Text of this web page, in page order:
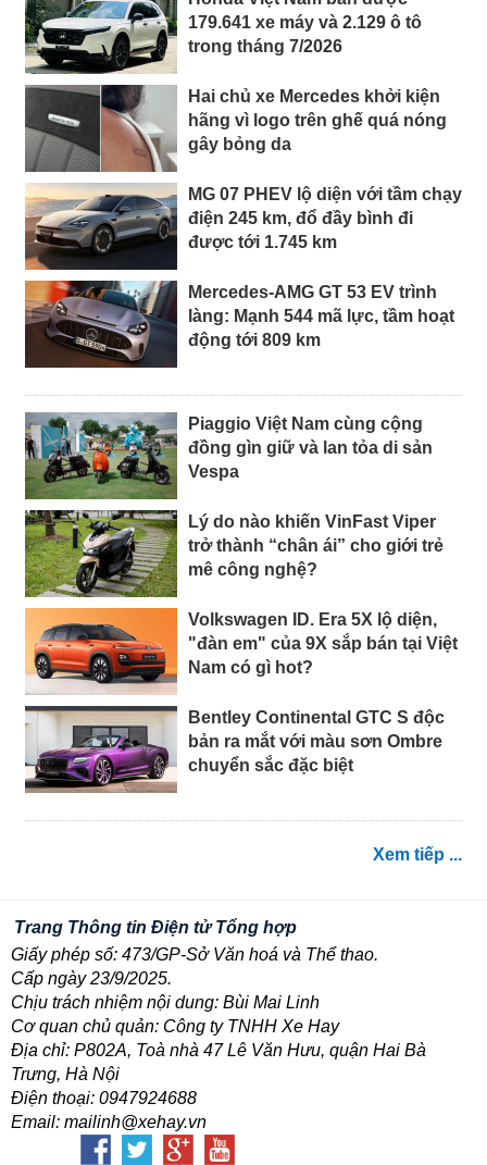
179.641 xe máy và 2.129 ô tô
trong tháng 7/2026
Hai chủ xe Mercedes khởi kiện
hãng vì logo trên ghế quá nóng
gây bỏng da
MG 07 PHEV lộ diện với tầm chạy
điện 245 km, đổ đầy bình đi
được tới 1.745 km
Mercedes-AMG GT 53 EV trình
làng: Mạnh 544 mã lực, tầm hoạt
động tới 809 km
Piaggio Việt Nam cùng cộng
đồng gìn giữ và lan tỏa di sản
Vespa
Lý do nào khiến VinFast Viper
trở thành “chân ái” cho giới trẻ
mê công nghệ?
Volkswagen ID. Era 5X lộ diện,
"đàn em" của 9X sắp bán tại Việt
Nam có gì hot?
Bentley Continental GTC S độc
bản ra mắt với màu sơn Ombre
chuyển sắc đặc biệt
Xem tiếp ...
Trang Thông tin Điện tử Tổng hợp
Giấy phép số: 473/GP-Sở Văn hoá và Thể thao.
Cấp ngày 23/9/2025.
Chịu trách nhiệm nội dung: Bùi Mai Linh
Cơ quan chủ quản: Công ty TNHH Xe Hay
Địa chỉ: P802A, Toà nhà 47 Lê Văn Hưu, quận Hai Bà
Trưng, Hà Nội
Điện thoại: 0947924688
Email: mailinh@xehay.vn